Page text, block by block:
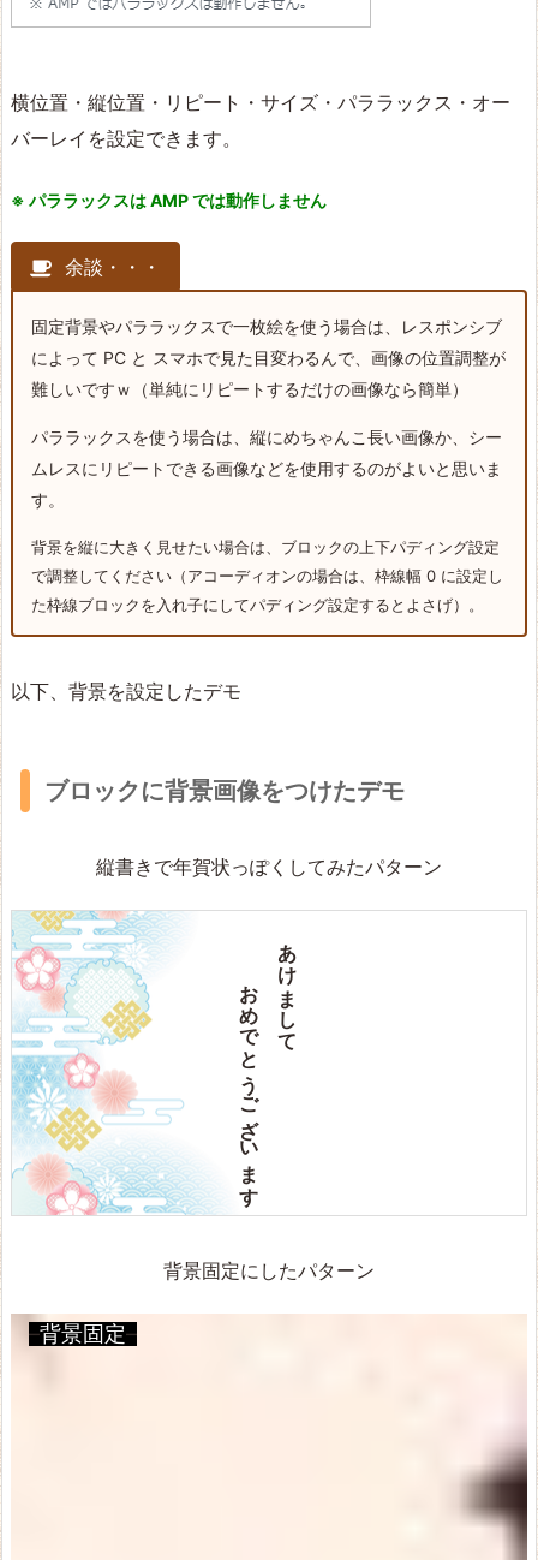
横位置・縦位置・リピート・サイズ・パララックス・オー
バーレイを設定できます。
※ パララックスは AMP では動作しません
余談・・・
固定背景やパララックスで一枚絵を使う場合は、レスポンシブ
によって PC と スマホで見た目変わるんで、画像の位置調整が
難しいですｗ（単純にリピートするだけの画像なら簡単）
パララックスを使う場合は、縦にめちゃんこ長い画像か、シー
ムレスにリピートできる画像などを使用するのがよいと思いま
す。
背景を縦に大きく見せたい場合は、ブロックの上下パディング設定
で調整してください（アコーディオンの場合は、枠線幅 0 に設定し
た枠線ブロックを入れ子にしてパディング設定するとよさげ）。
以下、背景を設定したデモ
ブロックに背景画像をつけたデモ
縦書きで年賀状っぽくしてみたパターン
あけまして
おめでとうございます
背景固定にしたパターン
–背景固定–